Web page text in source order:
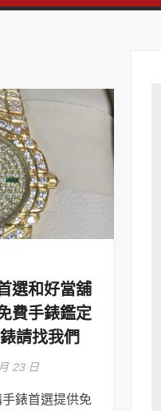
選和好當舖
費手錶鑑定
請找我們
23 日
錶首選提供免